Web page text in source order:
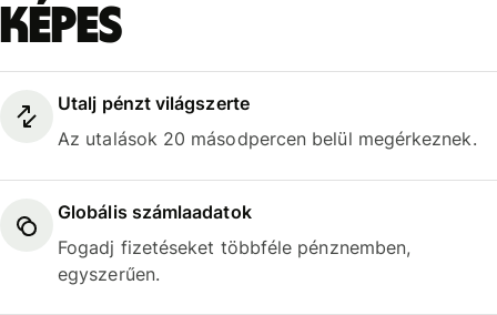
képes
Utalj pénzt világszerte
Az utalások 20 másodpercen belül megérkeznek.
Globális számlaadatok
Fogadj fizetéseket többféle pénznemben,
egyszerűen.